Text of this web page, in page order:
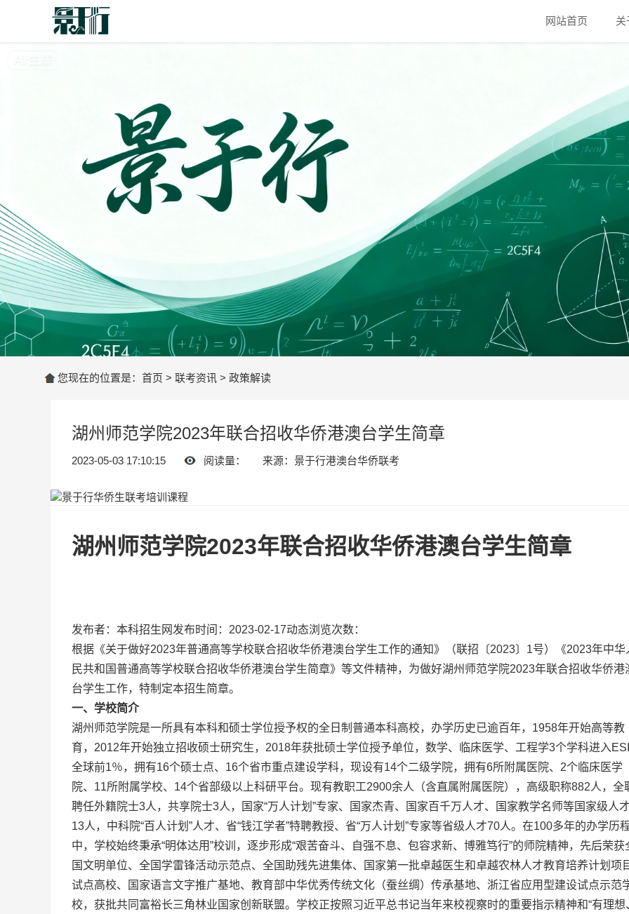
网站首页 关
您现在的位置是： 首页 > 联考资讯 > 政策解读
湖州师范学院2023年联合招收华侨港澳台学生简章
2023-05-03 17:10:15 阅读量： 来源：景于行港澳台华侨联考
湖州师范学院2023年联合招收华侨港澳台学生简章
发布者：本科招生网发布时间：2023-02-17动态浏览次数：
根据《关于做好2023年普通高等学校联合招收华侨港澳台学生工作的通知》（联招〔2023〕1号）《2023年中华
民共和国普通高等学校联合招收华侨港澳台学生简章》等文件精神，为做好湖州师范学院2023年联合招收华侨港
台学生工作，特制定本招生简章。
一、学校简介
湖州师范学院是一所具有本科和硕士学位授予权的全日制普通本科高校，办学历史已逾百年，1958年开始高等教
育，2012年开始独立招收硕士研究生，2018年获批硕士学位授予单位，数学、临床医学、工程学3个学科进入ESI
全球前1％，拥有16个硕士点、16个省市重点建设学科，现设有14个二级学院，拥有6所附属医院、2个临床医学
院、11所附属学校、14个省部级以上科研平台。现有教职工2900余人（含直属附属医院），高级职称882人，全
聘任外籍院士3人，共享院士3人，国家“万人计划”专家、国家杰青、国家百千万人才、国家教学名师等国家级人
13人，中科院“百人计划”人才、省“钱江学者”特聘教授、省“万人计划”专家等省级人才70人。在100多年的办学历
中，学校始终秉承“明体达用”校训，逐步形成“艰苦奋斗、自强不息、包容求新、博雅笃行”的师院精神，先后荣获
国文明单位、全国学雷锋活动示范点、全国助残先进集体、国家第一批卓越医生和卓越农林人才教育培养计划项
试点高校、国家语言文字推广基地、教育部中华优秀传统文化（蚕丝绸）传承基地、浙江省应用型建设试点示范
校，获批共同富裕长三角林业国家创新联盟。学校正按照习近平总书记当年来校视察时的重要指示精神和“有理想